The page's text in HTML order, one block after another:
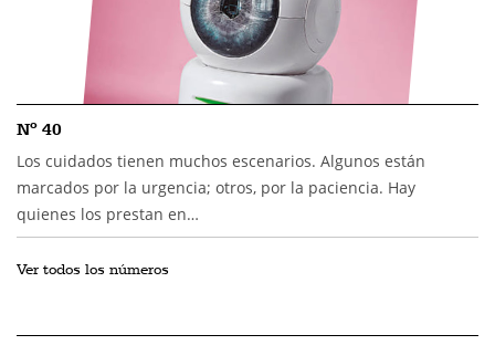
Nº 40
Los cuidados tienen muchos escenarios. Algunos están
marcados por la urgencia; otros, por la paciencia. Hay
quienes los prestan en…
Ver todos los números